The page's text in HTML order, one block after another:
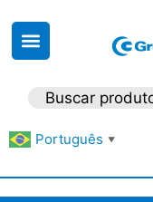
Português ▼